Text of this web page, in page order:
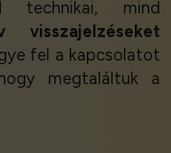
technikai, mind
visszajelzéseket
fel a kapcsolatot
megtaláltuk a